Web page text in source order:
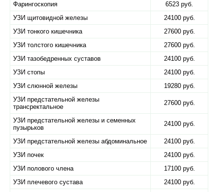
Фарингоскопия
6523 руб.
УЗИ щитовидной железы
24100 руб.
УЗИ тонкого кишечника
27600 руб.
УЗИ толстого кишечника
27600 руб.
УЗИ тазобедренных суставов
24100 руб.
УЗИ стопы
24100 руб.
УЗИ слюнной железы
19280 руб.
УЗИ предстательной железы
трансректальное
27600 руб.
УЗИ предстательной железы и семенных
пузырьков
24100 руб.
УЗИ предстательной железы абдоминальное
24100 руб.
УЗИ почек
24100 руб.
УЗИ полового члена
17100 руб.
УЗИ плечевого сустава
24100 руб.